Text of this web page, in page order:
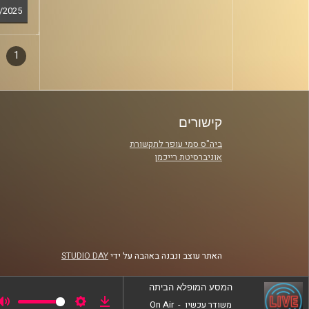
סגירה
1
קישורים
ביה"ס סמי עופר לתקשורת
אוניברסיטת רייכמן
האתר עוצב ונבנה באהבה על ידיSTUDIO DAY
המסע המופלא הביתה
משודר עכשיו -
On Air